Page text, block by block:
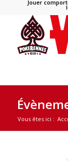
Jouer
Vous êtes ici :